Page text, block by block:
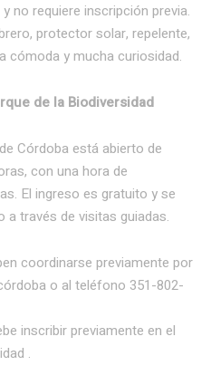
no requiere inscripción previa.
protector solar, repelente,
cómoda y mucha curiosidad.
de la Biodiversidad
Córdoba está abierto de
con una hora de
El ingreso es gratuito y se
a través de visitas guiadas.
coordinarse previamente por
o al teléfono 351-802-
inscribir previamente en el
.